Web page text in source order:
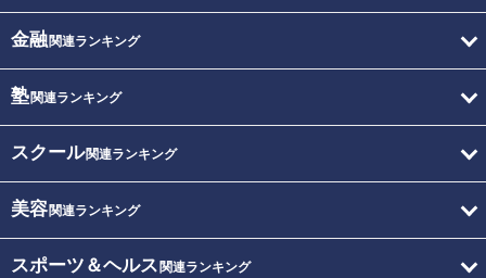
金融関連ランキング
塾関連ランキング
スクール関連ランキング
美容関連ランキング
スポーツ＆ヘルス 関連ランキング